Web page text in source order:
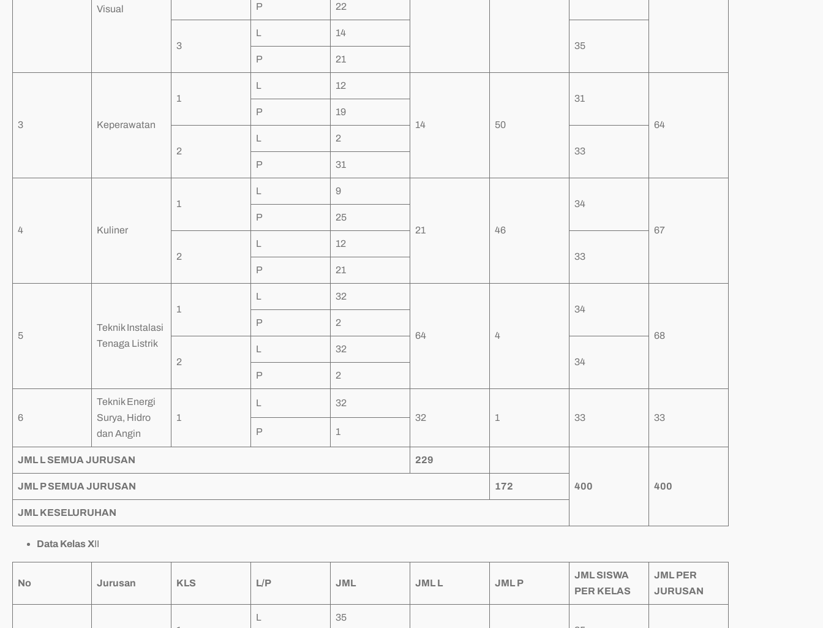
Visual
P
22
3
L
14
35
P
21
3 Keperawatan
1
L 12
14 50
31
64
P 19
2
L
2
33
P
31
4 Kuliner
1
L 9
21 46
34
67
P 25
2
L
12
33
P
21
5
Teknik Instalasi
Tenaga Listrik
1
L 32
64 4
34
68
P 2
2
L
32
34
P
2
6
Teknik Energi
Surya, Hidro
dan Angin
1
L
32
32
1 33
33
P
1
JML L SEMUA JURUSAN 229
400 400
JML P SEMUA JURUSAN 172
JML KESELURUHAN
Data Kelas XII
No Jurusan KLS L/P JML JML L JML P
JML SISWA
PER KELAS
JML PER
JURUSAN
L
35